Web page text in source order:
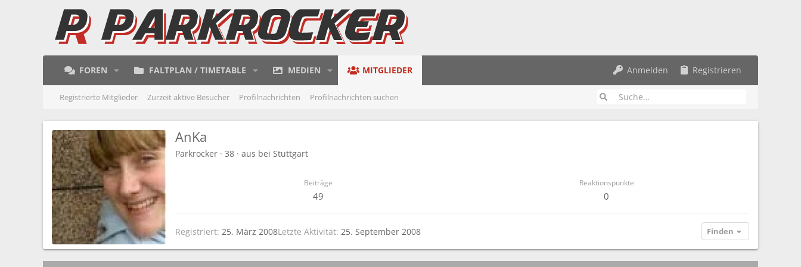
FOREN FALTPLAN / TIMETABLE MEDIEN MITGLIEDER Anmelden Registrieren
Registrierte Mitglieder Zurzeit aktive Besucher Profilnachrichten Profilnachrichten suchen
AnKa
Parkrocker · 38 · aus bei Stuttgart
Beiträge
49
Reaktionspunkte
0
Registriert 25. März 2008Letzte Aktivität 25. September 2008 Finden